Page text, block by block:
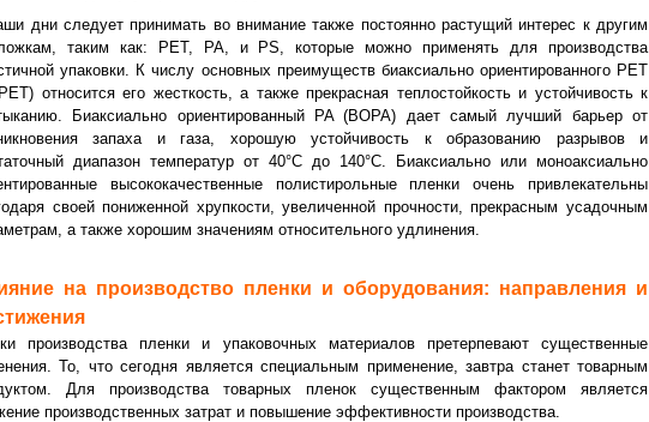
дни следует принимать во внимание также постоянно растущий интерес к другим
таким как: PET, PA, и PS, которые можно применять для производства
упаковки. К числу основных преимуществ биаксиально ориентированного PET
относится его жесткость, а также прекрасная теплостойкость и устойчивость к
Биаксиально ориентированный PA (BOPA) дает самый лучший барьер от
запаха и газа, хорошую устойчивость к образованию разрывов и
диапазон температур от 40°C до 140°C. Биаксиально или моноаксиально
высококачественные полистирольные пленки очень привлекательны
своей пониженной хрупкости, увеличенной прочности, прекрасным усадочным
а также хорошим значениям относительного удлинения.
на производство пленки и оборудования: направления и
производства пленки и упаковочных материалов претерпевают существенные
То, что сегодня является специальным применение, завтра станет товарным
Для производства товарных пленок существенным фактором является
производственных затрат и повышение эффективности производства.